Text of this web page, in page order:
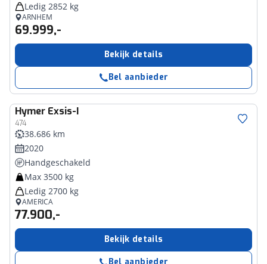
Ledig 2852 kg
ARNHEM
69.999,-
Bekijk details
Bel aanbieder
Hymer Exsis-I
474
38.686 km
2020
Handgeschakeld
Max 3500 kg
Ledig 2700 kg
AMERICA
77.900,-
Bekijk details